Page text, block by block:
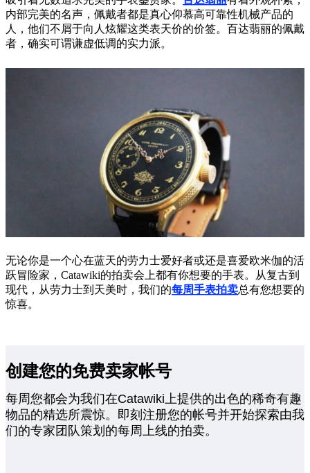
内部完美的名声，佩戴者都是真心仰慕高可靠性机械产品的
人，他们不屑于向人炫耀这类表天价的价签。百达翡丽的佩戴
者，确实可谓谦虚低调的实力派。
无论你是一个心在蓝天的劳力士爱好者或还是喜爱欧米伽的活
跃冒险家，Catawiki的拍卖会上都有你想要的手表。从复古到
现代，从劳力士到天美时，我们的每周手表拍卖总有您想要的
惊喜。
创建您的免费卖家帐号
每周您都会为我们在Catawiki上提供的出色的稀奇有趣
物品的精选所震惊。即刻注册您的帐号并开始探索由我
们的专家团队策划的每周上线的拍卖。